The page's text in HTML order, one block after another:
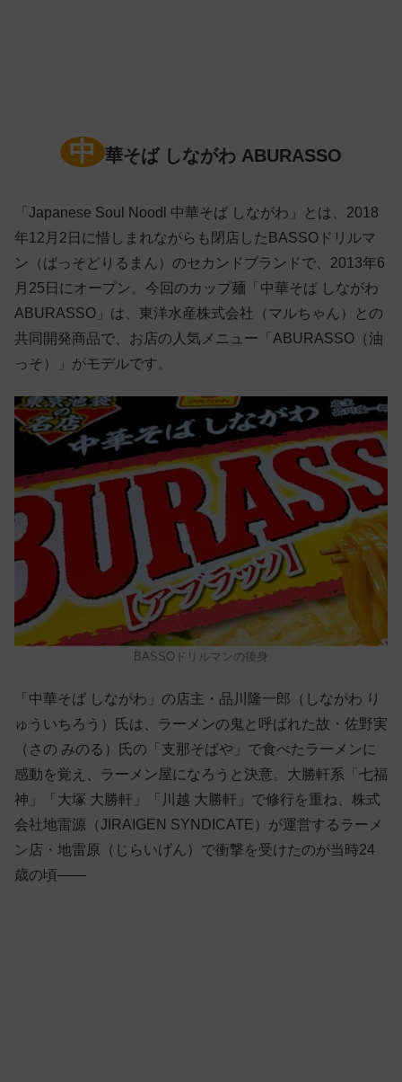
中 華そば しながわ ABURASSO
「Japanese Soul Noodl 中華そば しながわ」とは、2018
年12月2日に惜しまれながらも閉店したBASSOドリルマ
ン（ばっそどりるまん）のセカンドブランドで、2013年6
月25日にオープン。今回のカップ麺「中華そば しながわ
ABURASSO」は、東洋水産株式会社（マルちゃん）との
共同開発商品で、お店の人気メニュー「ABURASSO（油
っそ）」がモデルです。
BASSOドリルマンの後身
「中華そば しながわ」の店主・品川隆一郎（しながわ り
ゅういちろう）氏は、ラーメンの鬼と呼ばれた故・佐野実
（さの みのる）氏の「支那そばや」で食べたラーメンに
感動を覚え、ラーメン屋になろうと決意。大勝軒系「七福
神」「大塚 大勝軒」「川越 大勝軒」で修行を重ね、株式
会社地雷源（JIRAIGEN SYNDICATE）が運営するラーメ
ン店・地雷原（じらいげん）で衝撃を受けたのが当時24
歳の頃——